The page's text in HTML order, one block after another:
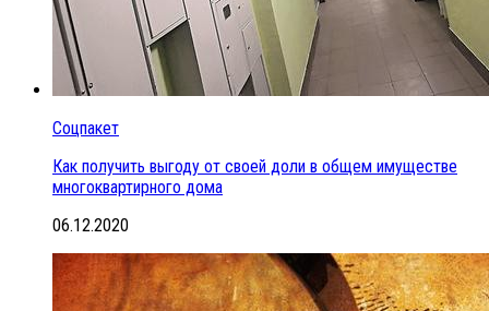
Соцпакет
Как получить выгоду от своей доли в общем имуществе
многоквартирного дома
06.12.2020